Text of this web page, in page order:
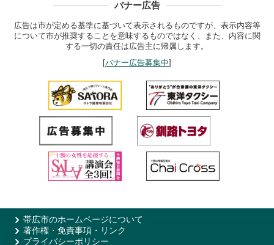
バナー広告
広告は市が定める基準に基づいて表示されるものですが、表示内容等
について市が推奨することを意味するものではなく、また、内容に関
する一切の責任は広告主に帰属します。
[バナー広告募集中]
帯広市のホームページについて
著作権・免責事項・リンク
プライバシーポリシー